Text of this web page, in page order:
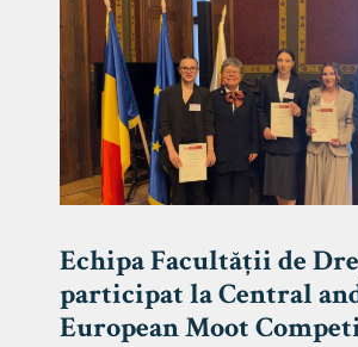
Echipa Facultății de
participat la Central
European Moot